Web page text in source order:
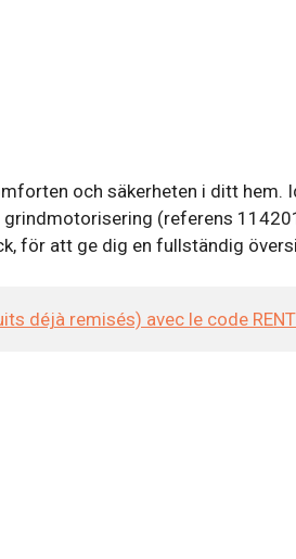
och säkerheten i ditt hem.
(referens
för att ge dig en fullständig
déjà remisés) avec le code